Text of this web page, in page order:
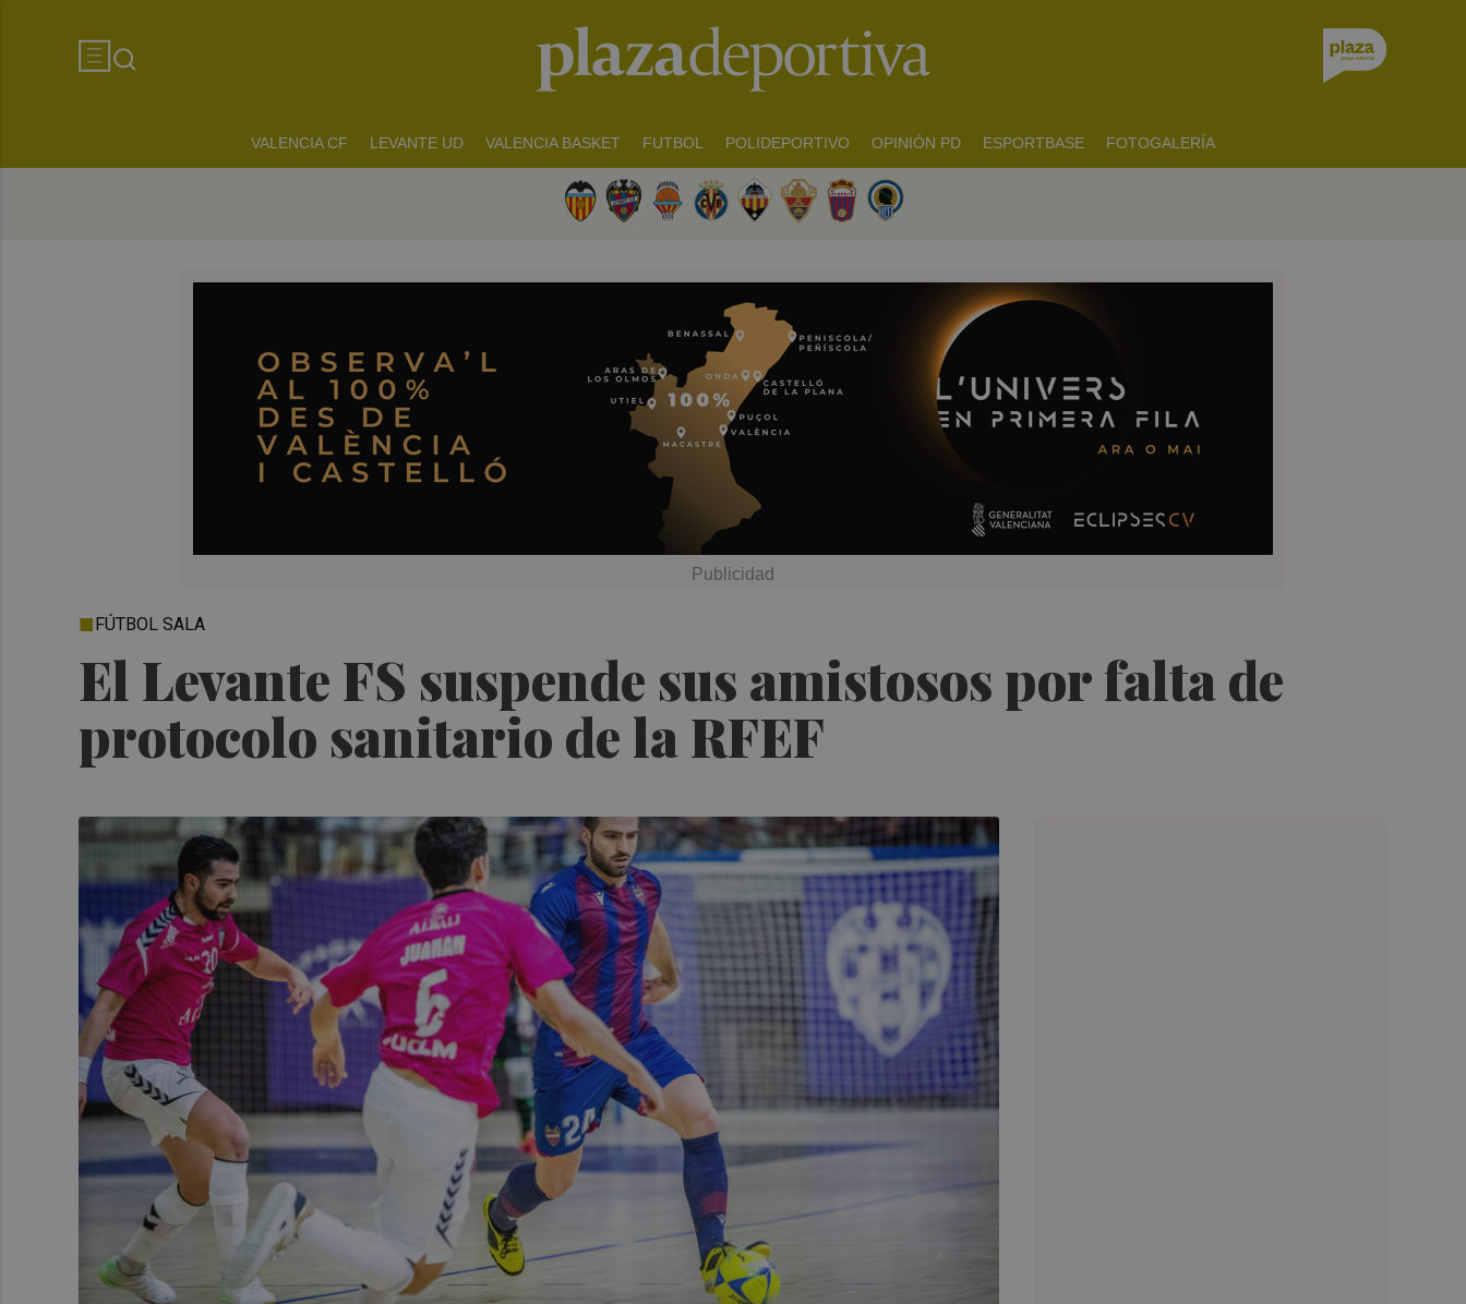
VALENCIA CF LEVANTE UD VALENCIA BASKET FUTBOL POLIDEPORTIVO OPINIÓN PD ESPORTBASE FOTOGALERÍA
El Levante FS suspende sus amistosos por falta de
protocolo sanitario de la RFEF
FÚTBOL SALA